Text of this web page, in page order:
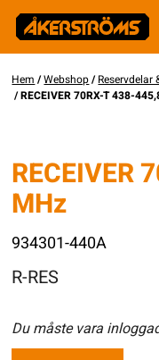
Hem /Webshop/Reservdelar
/ RECEIVER 70RX-T 438-
RECEIVER
MHz
934301-440A
R-RES
Du måste vara